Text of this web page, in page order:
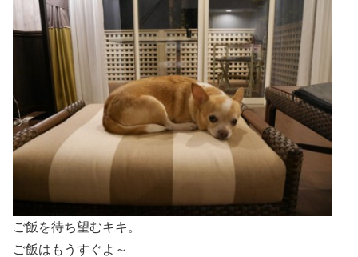
ご飯を待ち望むキキ。
ご飯はもうすぐよ～